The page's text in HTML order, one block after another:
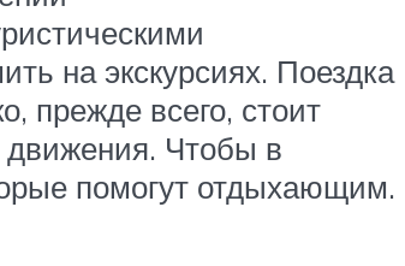
на экскурсиях. Поездка
прежде всего, стоит
движения. Чтобы в
помогут отдыхающим.